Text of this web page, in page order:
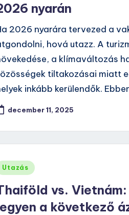
nyarán
2026 nyarára tervezed a
hová utazz. A
a klímaváltozás
tiltakozásai miatt
inkább kerülendők.
december 11, 2025
Utazás
vs.
a következő